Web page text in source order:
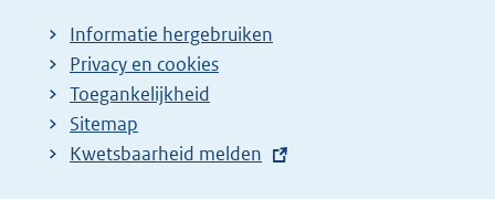
Informatie hergebruiken
Privacy en cookies
Toegankelijkheid
Sitemap
E
Kwetsbaarheid melden